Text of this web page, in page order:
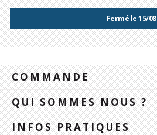
Fermé le 15/08
COMMANDE
QUI SOMMES NOUS ?
INFOS PRATIQUES